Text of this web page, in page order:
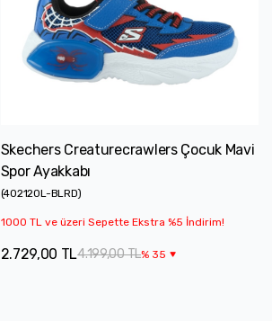
Skechers Creaturecrawlers Çocuk Mavi
Spor Ayakkabı
(402120L-BLRD)
1000 TL ve üzeri Sepette Ekstra %5 İndirim!
4.199,00 TL% 35
2.729,00 TL